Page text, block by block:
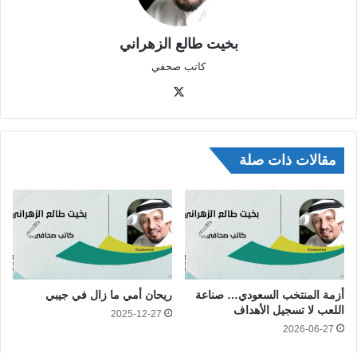
بخيت طالع الزهراني
كاتب صحفي
مقالات ذات صلة
أزمة المنتخب السعودي… صناعة
اللعب لا تسجيل الأهداف
2026-06-27
ريحان أمي ما زال في جيبي
2025-12-27